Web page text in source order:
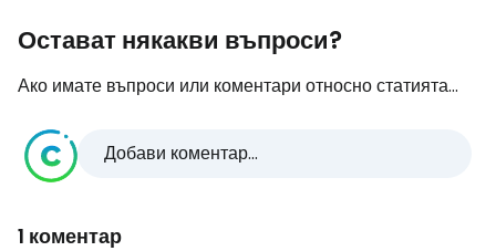
Остават някакви въпроси?
Ако имате въпроси или коментари относно статията...
Добави коментар...
1 коментар